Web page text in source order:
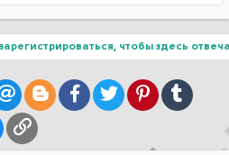
чтобы здесь
Mail.ruBloggerFacebook
TwitterPinterestTumblr
почта
Ссылка